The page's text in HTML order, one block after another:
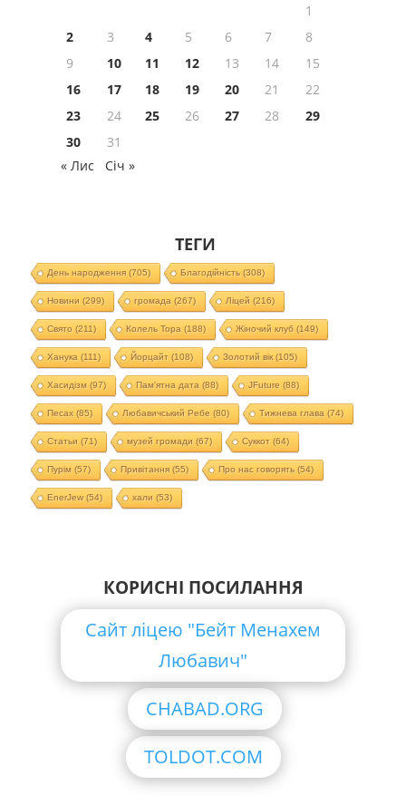
1
2
3 4 5 6 7
8
9
10 11 12 13 14
15
16
17 18 19 20 21
22
23
24 25 26 27 28
29
30
31
« Лис
Січ »
ТЕГИ
День народження(705) Благодійність(308)
Новини (299) громада (267) Ліцей (216)
Свято (211) Колель Тора (188) Жіночий клуб (149)
Ханука (111) Йорцайт (108) Золотий вік(105)
Хасидізм (97) Пам'ятна дата (88) JFuture (88)
Песах(85) Любавичський Ребе (80) Тижнева глава (74)
Статьи (71) музей громади (67) Суккот (64)
Пурім (57) Привітання(55) Про нас говорять(54)
EnerJew(54) хали (53)
КОРИСНІ ПОСИЛАННЯ
Сайт ліцею "Бейт Менахем
Любавич"
CHABAD.ORG
TOLDOT.COM